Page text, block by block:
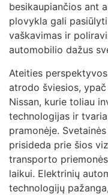
besikaupiančios ant
plovykla gali
vaškavimas ir
automobilio dažus
Ateities
atrodo šviesios,
Nissan, kurie toliau
technologijas ir
pramonėje.
prisideda prie šios
transporto
laikui. Elektrinių
technologijų